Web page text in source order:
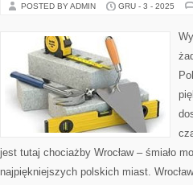
POSTED BY ADMIN GRU - 3 - 2025
jest tutaj chociażby Wrocław – śmiało
najpiękniejszych polskich miast.